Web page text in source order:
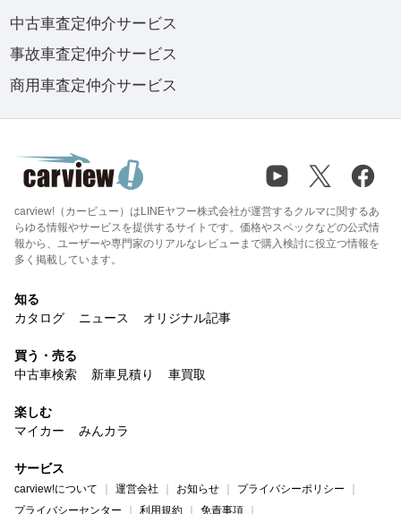
中古車査定仲介サービス
事故車査定仲介サービス
商用車査定仲介サービス
carview!（カービュー）はLINEヤフー株式会社が運営するクルマに関するあ
らゆる情報やサービスを提供するサイトです。価格やスペックなどの公式情
報から、ユーザーや専門家のリアルなレビューまで購入検討に役立つ情報を
多く掲載しています。
知る
カタログ
ニュース オリジナル記事
買う・売る
中古車検索
新車見積り 車買取
楽しむ
マイカー
みんカラ
サービス
carview!について 運営会社 お知らせ
プライバシーポリシー
プライバシーセンター
利用規約 免責事項